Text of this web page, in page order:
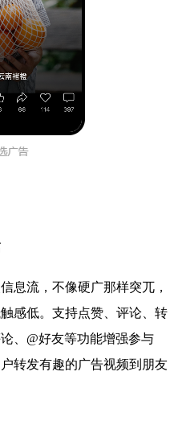
息流，不像硬广那样突兀，
感低。支持点赞、评论、转
、@好友等功能增强参与
转发有趣的广告视频到朋友